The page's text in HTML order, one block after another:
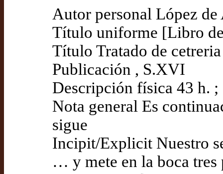
Autor personal López
Título uniforme [Libro
Título Tratado de
Publicación , S.XVI
Descripción física 43 h.
Nota general Es
sigue
Incipit/Explicit Nuestro
… y mete en la boca tres